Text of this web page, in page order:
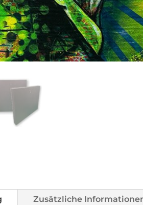
Zusätzliche